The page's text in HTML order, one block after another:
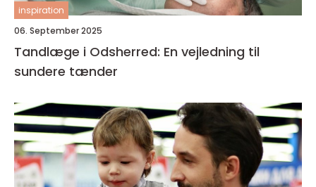
inspiration
06. September 2025
Tandlæge i Odsherred: En vejledning til
sundere tænder